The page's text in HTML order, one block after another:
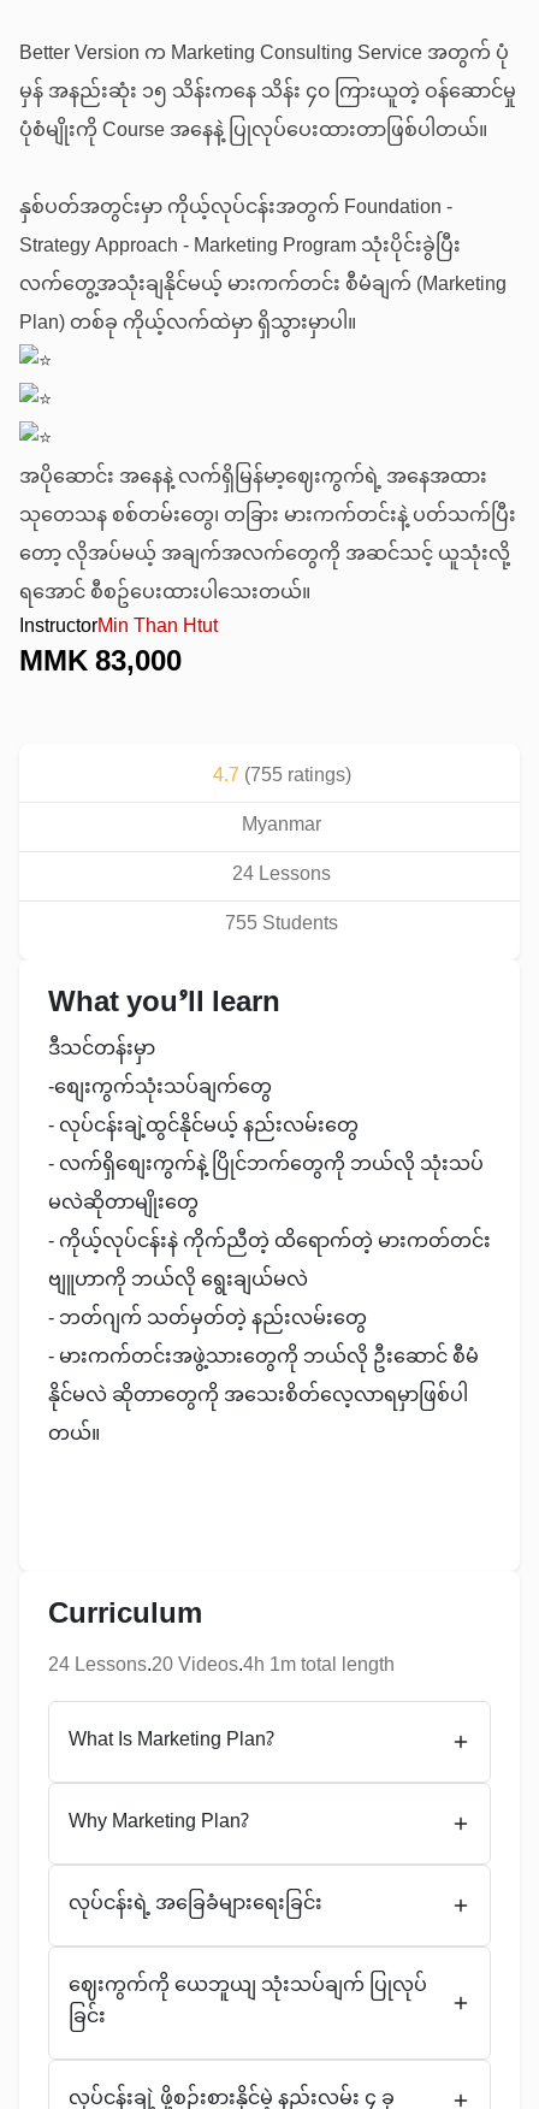
Better Version က Marketing Consulting Service အတွက် ပုံ
မှန် အနည်းဆုံး ၁၅ သိန်းကနေ သိန်း ၄၀ ကြားယူတဲ့ ဝန်ဆောင်မှု
ပုံစံမျိုးကို Course အနေနဲ့ ပြုလုပ်ပေးထားတာဖြစ်ပါတယ်။
နှစ်ပတ်အတွင်းမှာ ကိုယ့်လုပ်ငန်းအတွက် Foundation -
Strategy Approach - Marketing Program သုံးပိုင်းခွဲပြီး
လက်တွေ့အသုံးချနိုင်မယ့် မားကက်တင်း စီမံချက် (Marketing
Plan) တစ်ခု ကိုယ့်လက်ထဲမှာ ရှိသွားမှာပါ။
အပိုဆောင်း အနေနဲ့ လက်ရှိမြန်မာ့ဈေးကွက်ရဲ့ အနေအထား
သုတေသန စစ်တမ်းတွေ၊ တခြား မားကက်တင်းနဲ့ ပတ်သက်ပြီး
တော့ လိုအပ်မယ့် အချက်အလက်တွေကို အဆင်သင့် ယူသုံးလို့
ရအောင် စီစဥ်ပေးထားပါသေးတယ်။
InstructorMin Than Htut
MMK83,000
4.7(755ratings)
Myanmar
24Lessons
755Students
What you’ll learn
ဒီသင်တန်းမှာ
-စျေးကွက်သုံးသပ်ချက်တွေ
- လုပ်ငန်းချဲ့ထွင်နိုင်မယ့် နည်းလမ်းတွေ
- လက်ရှိစျေးကွက်နဲ့ ပြိုင်ဘက်တွေကို ဘယ်လို သုံးသပ်
မလဲဆိုတာမျိုးတွေ
- ကိုယ့်လုပ်ငန်းနဲ ကိုက်ညီတဲ့ ထိရောက်တဲ့ မားကတ်တင်း
ဗျူဟာကို ဘယ်လို ရွေးချယ်မလဲ
- ဘတ်ဂျက် သတ်မှတ်တဲ့ နည်းလမ်းတွေ
- မားကက်တင်းအဖွဲ့သားတွေကို ဘယ်လို ဦးဆောင် စီမံ
နိုင်မလဲ ဆိုတာတွေကို အသေးစိတ်လေ့လာရမှာဖြစ်ပါ
တယ်။
Curriculum
24Lessons.20Videos.4h 1m total length
What Is Marketing Plan?
Why Marketing Plan?
လုပ်ငန်းရဲ့ အခြေခံများရေးခြင်း
ဈေးကွက်ကို ယေဘူယျ သုံးသပ်ချက် ပြုလုပ်
ခြင်း
လုပ်ငန်းချဲ့ ဖို့စဉ်းစားနိုင်မဲ့ နည်းလမ်း ၄ ခု